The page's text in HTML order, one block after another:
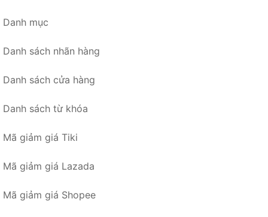
Danh mục
Danh sách nhãn hàng
Danh sách cửa hàng
Danh sách từ khóa
Mã giảm giá Tiki
Mã giảm giá Lazada
Mã giảm giá Shopee